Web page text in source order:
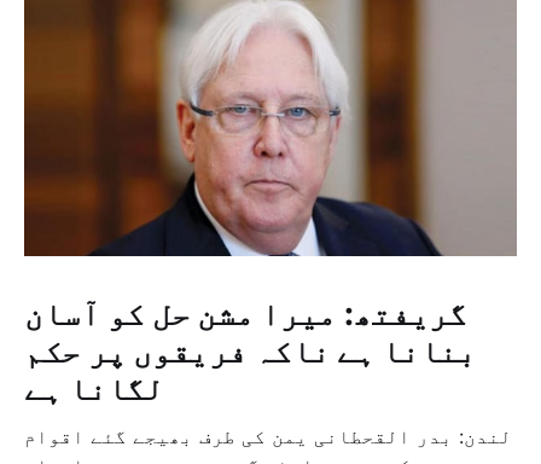
گریفتھ: میرا مشن حل کو آسان
بنانا ہے ناکہ فریقوں پر حکم
لگانا ہے
لندن: بدر القحطانی یمن کی طرف بھیجے گئے اقوام